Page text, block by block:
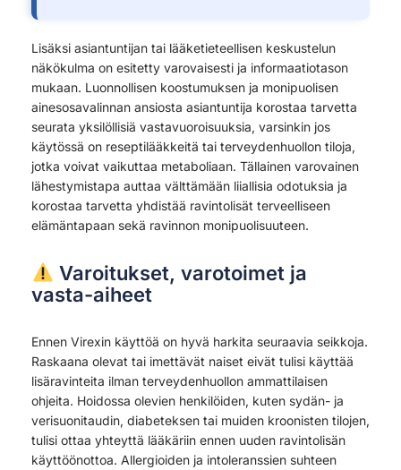
Lisäksi asiantuntijan tai lääketieteellisen keskustelun
näkökulma on esitetty varovaisesti ja informaatiotason
mukaan. Luonnollisen koostumuksen ja monipuolisen
ainesosavalinnan ansiosta asiantuntija korostaa tarvetta
seurata yksilöllisiä vastavuoroisuuksia, varsinkin jos
käytössä on reseptilääkkeitä tai terveydenhuollon tiloja,
jotka voivat vaikuttaa metaboliaan. Tällainen varovainen
lähestymistapa auttaa välttämään liiallisia odotuksia ja
korostaa tarvetta yhdistää ravintolisät terveelliseen
elämäntapaan sekä ravinnon monipuolisuuteen.
Varoitukset, varotoimet ja
vasta-aiheet
Ennen Virexin käyttöä on hyvä harkita seuraavia seikkoja.
Raskaana olevat tai imettävät naiset eivät tulisi käyttää
lisäravinteita ilman terveydenhuollon ammattilaisen
ohjeita. Hoidossa olevien henkilöiden, kuten sydän- ja
verisuonitaudin, diabeteksen tai muiden kroonisten tilojen,
tulisi ottaa yhteyttä lääkäriin ennen uuden ravintolisän
käyttöönottoa. Allergioiden ja intoleranssien suhteen